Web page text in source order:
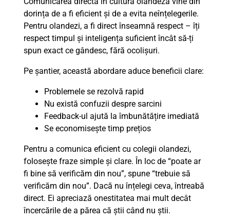
dorința de a fi eficient și de a evita neînțelegerile.
Pentru olandezi, a fi direct înseamnă respect – îți
respect timpul și inteligența suficient încât să-ți
spun exact ce gândesc, fără ocolișuri.
Pe șantier, această abordare aduce beneficii clare:
Problemele se rezolvă rapid
Nu există confuzii despre sarcini
Feedback-ul ajută la îmbunătățire imediată
Se economisește timp prețios
Pentru a comunica eficient cu colegii olandezi,
folosește fraze simple și clare. În loc de “poate ar
fi bine să verificăm din nou”, spune “trebuie să
verificăm din nou”. Dacă nu înțelegi ceva, întreabă
direct. Ei apreciază onestitatea mai mult decât
încercările de a părea că știi când nu știi.